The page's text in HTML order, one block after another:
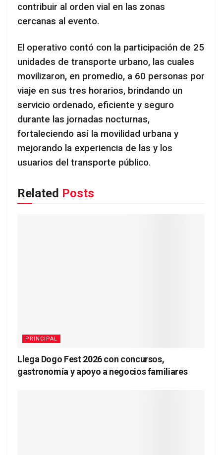
contribuir al orden vial en las zonas
cercanas al evento.
El operativo contó con la participación de 25
unidades de transporte urbano, las cuales
movilizaron, en promedio, a 60 personas por
viaje en sus tres horarios, brindando un
servicio ordenado, eficiente y seguro
durante las jornadas nocturnas,
fortaleciendo así la movilidad urbana y
mejorando la experiencia de las y los
usuarios del transporte público.
Related Posts
PRINCIPAL
Llega Dogo Fest 2026 con concursos,
gastronomía y apoyo a negocios familiares